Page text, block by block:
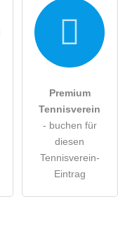
Premium
Tennisverein
- buchen für
diesen
Tennisverein-
Eintrag